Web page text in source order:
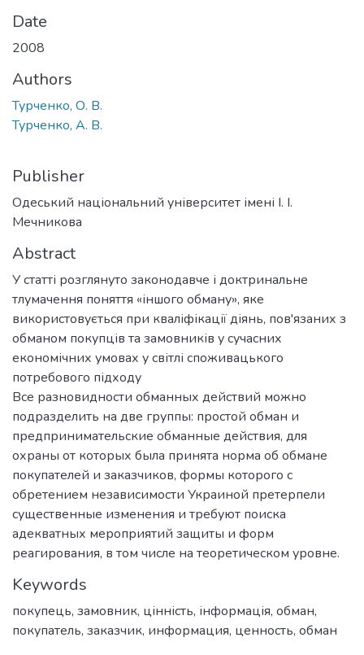
Date
2008
Authors
Турченко, О. В.
Турченко, А. В.
Publisher
Одеський національний університет імені І. І.
Мечникова
Abstract
У статті розглянуто законодавче і доктринальне
тлумачення поняття «іншого обману», яке
використовується при кваліфікації діянь, пов'язаних з
обманом покупців та замовників у сучасних
економічних умовах у світлі споживацького
потребового підходу
Все разновидности обманных действий можно
подразделить на две группы: простой обман и
предпринимательские обманные действия, для
охраны от которых была принята норма об обмане
покупателей и заказчиков, формы которого с
обретением независимости Украиной претерпели
существенные изменения и требуют поиска
адекватных мероприятий защиты и форм
реагирования, в том числе на теоретическом уровне.
Keywords
покупець, замовник, цінність, інформація, обман,
покупатель, заказчик, информация, ценность, обман